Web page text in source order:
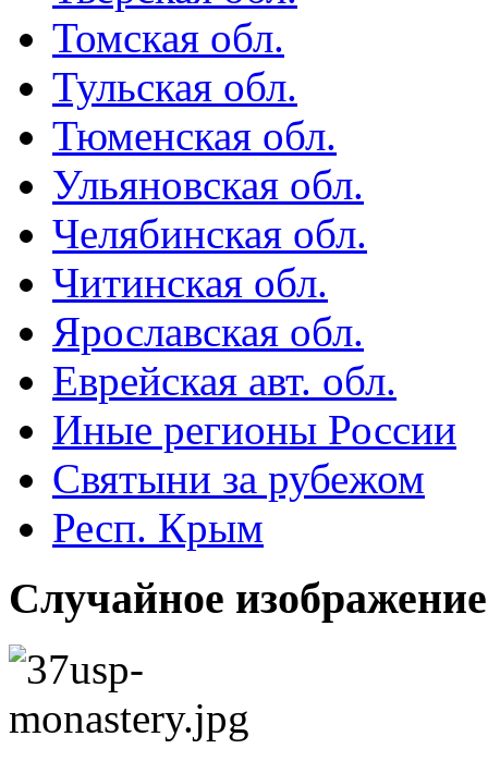
Томская обл.
Тульская обл.
Тюменская обл.
Ульяновская обл.
Челябинская обл.
Читинская обл.
Ярославская обл.
Еврейская авт. обл.
Иные регионы России
Святыни за рубежом
Респ. Крым
Случайное изображение